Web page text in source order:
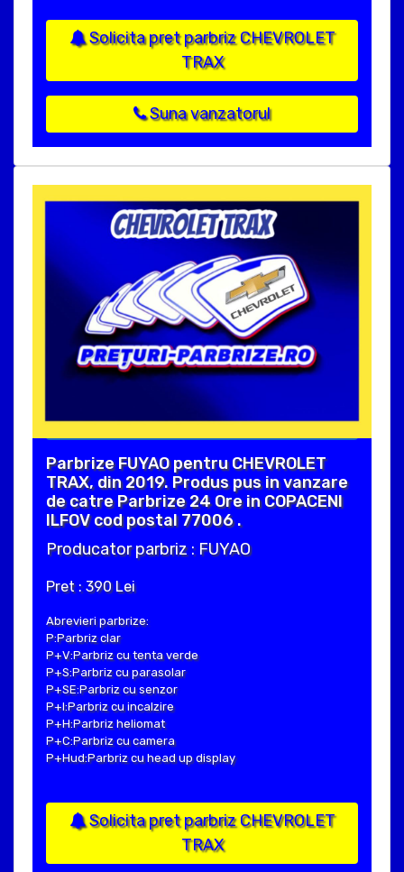
Solicita pret parbriz CHEVROLET
TRAX
Suna vanzatorul
Parbrize FUYAO pentru CHEVROLET
TRAX, din 2019. Produs pus in vanzare
de catre Parbrize 24 Ore in COPACENI
ILFOV cod postal 77006 .
Producator parbriz : FUYAO
Pret : 390 Lei
Abrevieri parbrize:
P:Parbriz clar
P+V:Parbriz cu tenta verde
P+S:Parbriz cu parasolar
P+SE:Parbriz cu senzor
P+I:Parbriz cu incalzire
P+H:Parbriz heliomat
P+C:Parbriz cu camera
P+Hud:Parbriz cu head up display
Solicita pret parbriz CHEVROLET
TRAX